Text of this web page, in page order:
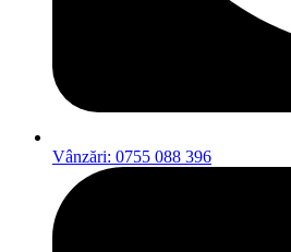
Vânzări: 0755 088 396